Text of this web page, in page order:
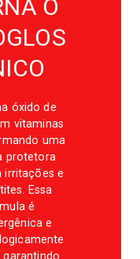
O
óxido de
vitaminas
uma
protetora
irritações e
Essa
é
e
garantindo